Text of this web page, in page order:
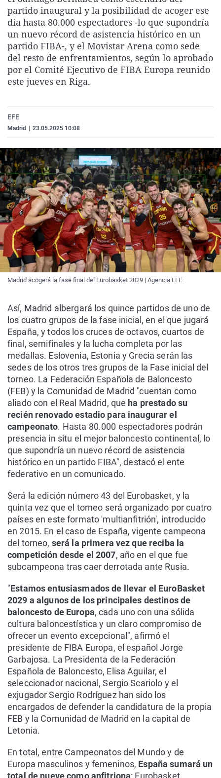
La rosa de los vientos
Gente viajera
Como el perro y el
Caso
Retornados
Equipo de
Operación Viuda
Extremadura
Galicia
La Rioja
Navarra
País Vasco
Virales
Televisión
Elecciones
partido inaugural y la posibilidad de acoger ese
día hasta 80.000 espectadores -lo que supondría
un nuevo récord de asistencia histórico en un
partido FIBA-, y el Movistar Arena como sede
del resto de enfrentamientos, según lo aprobado
por el Comité Ejecutivo de FIBA Europa reunido
este jueves en Riga.
EFE
Madrid 23.05.2025 10:08
Madrid acogerá la fase final del Eurobasket 2029 | Agencia EFE
Así, Madrid albergará los quince partidos de uno de
los cuatro grupos de la fase inicial, en el que jugará
España, y todos los cruces de octavos, cuartos de
final, semifinales y la lucha completa por las
medallas. Eslovenia, Estonia y Grecia serán las
sedes de los otros tres grupos de la Fase inicial del
torneo. La Federación Española de Baloncesto
(FEB) y la Comunidad de Madrid "cuentan como
aliado con el Real Madrid, que ha prestado su
recién renovado estadio para inaugurar el
campeonato. Hasta 80.000 espectadores podrán
presencia in situ el mejor baloncesto continental, lo
que supondría un nuevo récord de asistencia
histórico en un partido FIBA", destacó el ente
federativo en un comunicado.
Será la edición número 43 del Eurobasket, y la
quinta vez que el torneo será organizado por cuatro
países en este formato 'multianfitrión', introducido
en 2015. En el caso de España, vigente campeona
del torneo, será la primera vez que reciba la
competición desde el 2007, año en el que fue
subcampeona tras caer derrotada ante Rusia.
"Estamos entusiasmados de llevar el EuroBasket
2029 a algunos de los principales destinos de
baloncesto de Europa, cada uno con una sólida
cultura baloncestística y un claro compromiso de
ofrecer un evento excepcional", afirmó el
presidente de FIBA Europa, el español Jorge
Garbajosa. La Presidenta de la Federación
Española de Baloncesto, Elisa Aguilar, el
seleccionador nacional, Sergio Scariolo y el
exjugador Sergio Rodríguez han sido los
encargados de defender la candidatura de la propia
FEB y la Comunidad de Madrid en la capital de
Letonia.
En total, entre Campeonatos del Mundo y de
Europa masculinos y femeninos, España sumará un
total de nueve como anfitriona: Eurobasket